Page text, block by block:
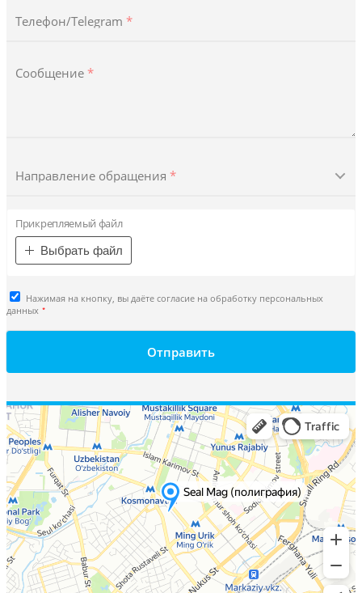
Телефон/Telegram *
Сообщение *
Направление обращения *
Прикрепляемый файл
Выбрать файл
Нажимая на кнопку, вы даёте согласие на обработку персональных
данных *
Отправить